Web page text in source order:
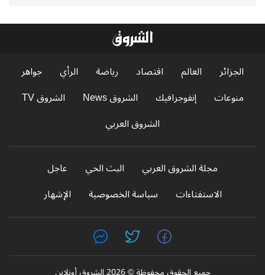
الجزائر العالم اقتصاد رياضة الرأي
جواهر
منوعات
إنفوجرافيك الشروق News
الشروق TV
الشروق العربي
مجلة الشروق العربي البث الحي
عاجل
الاستفتاءات
سياسة الخصوصية الإشهار